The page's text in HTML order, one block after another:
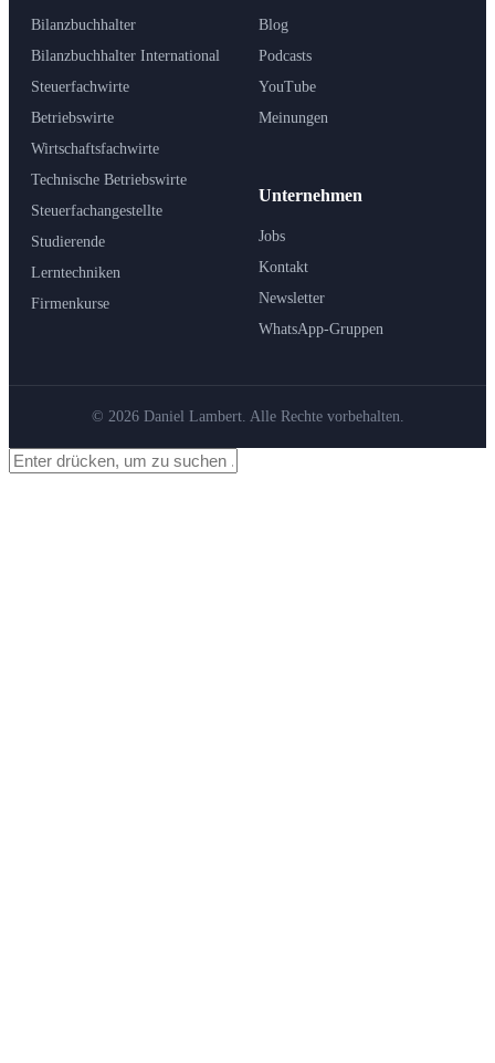
Bilanzbuchhalter
Bilanzbuchhalter International
Steuerfachwirte
Betriebswirte
Wirtschaftsfachwirte
Technische Betriebswirte
Steuerfachangestellte
Studierende
Lerntechniken
Firmenkurse
Blog
Podcasts
YouTube
Meinungen
Unternehmen
Jobs
Kontakt
Newsletter
WhatsApp-Gruppen
© 2026 Daniel Lambert. Alle Rechte vorbehalten.